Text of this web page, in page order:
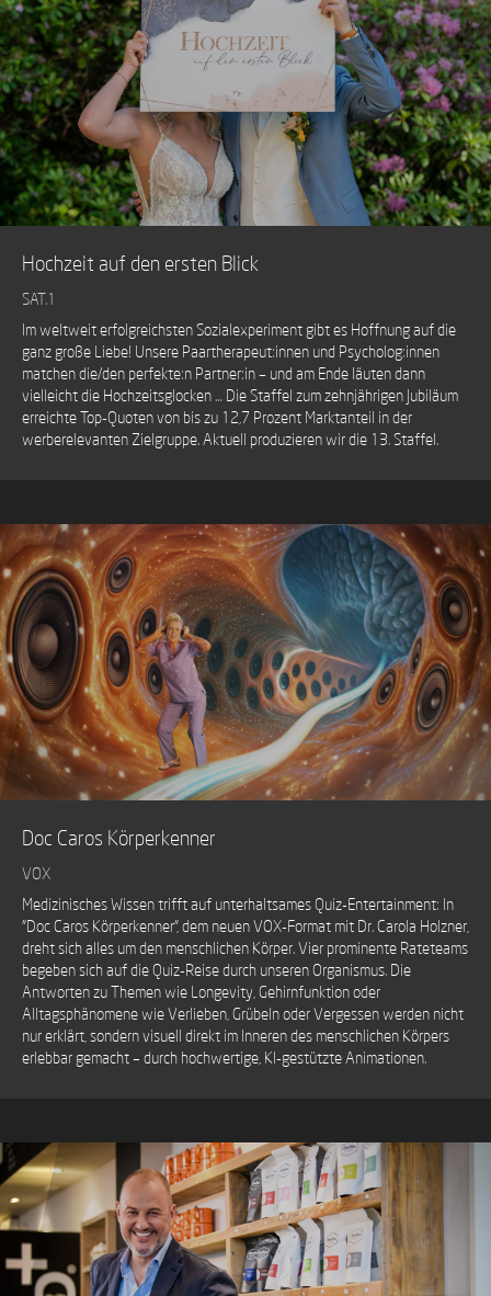
Hochzeit auf den ersten Blick
SAT.1
Im weltweit erfolgreichsten Sozialexperiment gibt es Hoffnung auf die
ganz große Liebe! Unsere Paartherapeut:innen und Psycholog:innen
matchen die/den perfekte:n Partner:in – und am Ende läuten dann
vielleicht die Hochzeitsglocken … Die Staffel zum zehnjährigen Jubiläum
erreichte Top-Quoten von bis zu 12,7 Prozent Marktanteil in der
werberelevanten Zielgruppe. Aktuell produzieren wir die 13. Staffel.
Doc Caros Körperkenner
VOX
Medizinisches Wissen trifft auf unterhaltsames Quiz-Entertainment: In
"Doc Caros Körperkenner", dem neuen VOX-Format mit Dr. Carola Holzner,
dreht sich alles um den menschlichen Körper. Vier prominente Rateteams
begeben sich auf die Quiz-Reise durch unseren Organismus. Die
Antworten zu Themen wie Longevity, Gehirnfunktion oder
Alltagsphänomene wie Verlieben, Grübeln oder Vergessen werden nicht
nur erklärt, sondern visuell direkt im Inneren des menschlichen Körpers
erlebbar gemacht – durch hochwertige, KI-gestützte Animationen.